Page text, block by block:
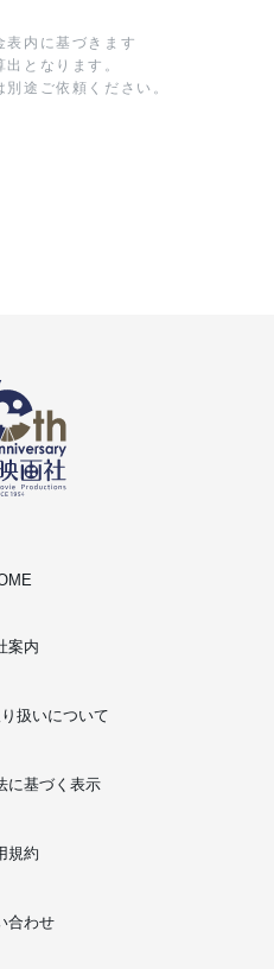
表内に基づきます
となります。
途ご依頼ください。
案内
扱いについて
に基づく表示
規約
合わせ